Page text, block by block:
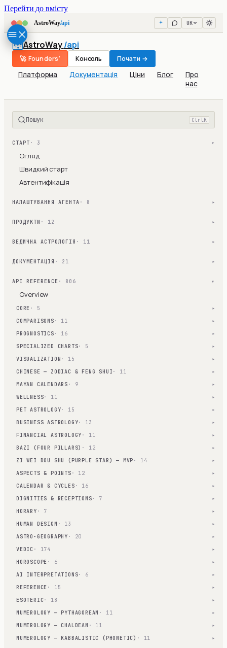
Перейти до вмісту
AstroWay/api UK
AstroWay/api
Платформа Документація Ціни Блог
Про
нас
🚀 Founders' Консоль Почати →
Пошук Ctrl K
СТАРТ · 3 ▾
Огляд
Швидкий старт
Автентифікація
НАЛАШТУВАННЯ АГЕНТА · 8 ▾
ПРОДУКТИ · 12 ▾
ВЕДИЧНА АСТРОЛОГІЯ · 11 ▾
ДОКУМЕНТАЦІЯ · 21 ▾
API REFERENCE · 806 ▾
Overview
CORE · 5 ▾
COMPARISONS · 11 ▾
PROGNOSTICS · 16 ▾
SPECIALIZED CHARTS· 5 ▾
VISUALIZATION · 15 ▾
CHINESE — ZODIAC & FENG SHUI · 11 ▾
MAYAN CALENDARS · 9 ▾
WELLNESS· 11 ▾
PET ASTROLOGY· 15 ▾
BUSINESS ASTROLOGY· 13 ▾
FINANCIAL ASTROLOGY · 11 ▾
BAZI (FOUR PILLARS) · 12 ▾
ZI WEI DOU SHU (PURPLE STAR) — MVP · 14 ▾
ASPECTS & POINTS · 12 ▾
CALENDAR & CYCLES · 16 ▾
DIGNITIES & RECEPTIONS · 7 ▾
HORARY · 7 ▾
HUMAN DESIGN · 13 ▾
ASTRO-GEOGRAPHY · 20 ▾
VEDIC · 174 ▾
HOROSCOPE · 6 ▾
AI INTERPRETATIONS· 6 ▾
REFERENCE · 15 ▾
ESOTERIC· 18 ▾
NUMEROLOGY — PYTHAGOREAN · 11 ▾
NUMEROLOGY — CHALDEAN · 11 ▾
NUMEROLOGY — KABBALISTIC (PHONETIC) · 11 ▾